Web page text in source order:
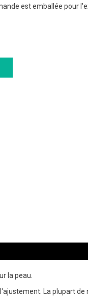
est emballée pour
la peau.
La plupart